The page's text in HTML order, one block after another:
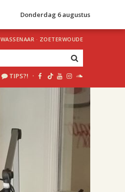
Donderdag 6 augustus
WASSENAAR · ZOETERWOUDE
TIPS?! ·
uur 1 van 2
Volgend uur